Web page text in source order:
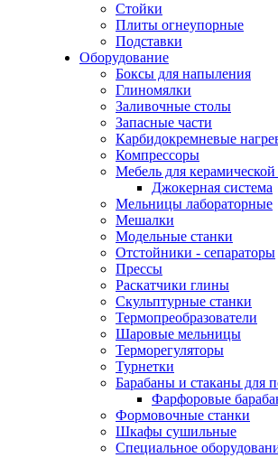
Стойки
Плиты огнеупорные
Подставки
Оборудование
Боксы для напыления
Глиномялки
Заливочные столы
Запасные части
Карбидокремневые
Компрессоры
Мебель для керамической
Джокерная система
Мельницы лабораторные
Мешалки
Модельные станки
Отстойники - сепараторы
Прессы
Раскатчики глины
Скульптурные станки
Термопреобразователи
Шаровые мельницы
Терморегуляторы
Турнетки
Барабаны и стаканы для
Фарфоровые
Формовочные станки
Шкафы сушильные
Специальное